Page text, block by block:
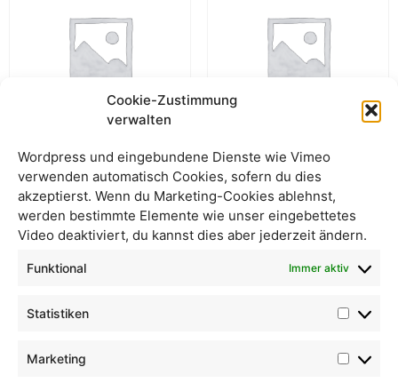
Cookie-Zustimmung
verwalten
Wordpress und eingebundene Dienste wie Vimeo
verwenden automatisch Cookies, sofern du dies
akzeptierst. Wenn du Marketing-Cookies ablehnst,
werden bestimmte Elemente wie unser eingebettetes
Video deaktiviert, du kannst dies aber jederzeit ändern.
Funktional Immer aktiv
Statistiken
Marketing
Cashews Pfeffer &
Knoblauch – Beutel
Cashews Pfeffer &
Knoblauch – lose